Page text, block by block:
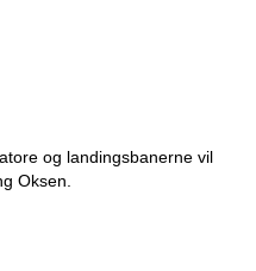
og landingsbanerne vil
Oksen.